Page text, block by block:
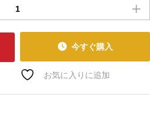
今すぐ購入
お気に入りに追加